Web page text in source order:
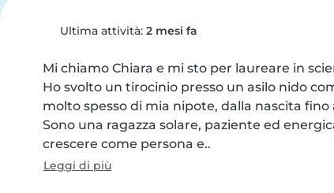
Ultima attività: 2 mesi fa
Mi chiamo Chiara e mi sto per laureare in
Ho svolto un tirocinio presso un asilo nido
molto spesso di mia nipote, dalla nascita fino
Sono una ragazza solare, paziente ed
crescere come persona e..
Leggi di più